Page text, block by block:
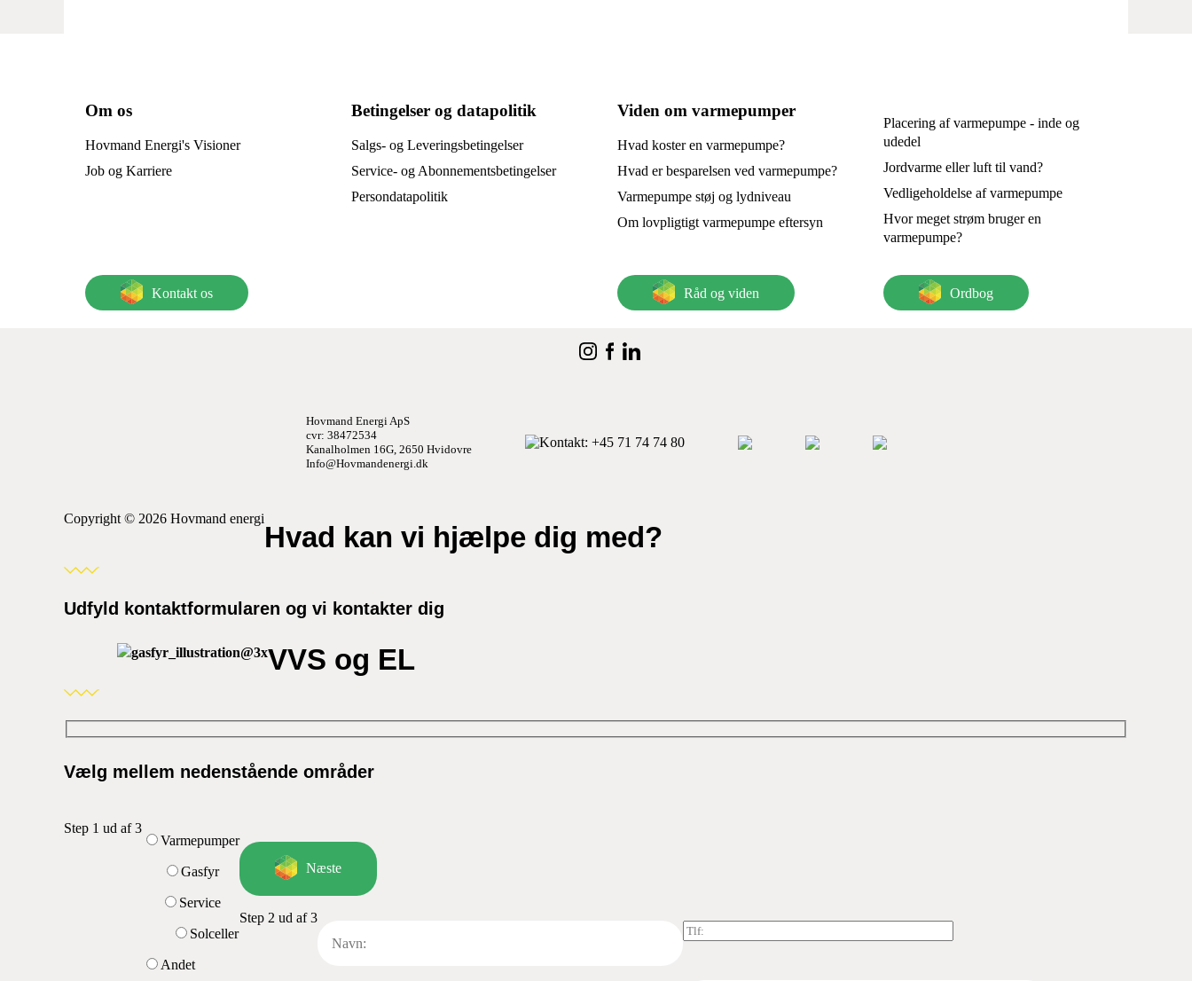
Om os
Hovmand Energi's Visioner
Job og Karriere
Kontakt os
Betingelser og datapolitik
Salgs- og Leveringsbetingelser
Service- og Abonnementsbetingelser
Persondatapolitik
Viden om varmepumper
Hvad koster en varmepumpe?
Hvad er besparelsen ved varmepumpe?
Varmepumpe støj og lydniveau
Om lovpligtigt varmepumpe eftersyn
Råd og viden
Placering af varmepumpe - inde og
udedel
Jordvarme eller luft til vand?
Vedligeholdelse af varmepumpe
Hvor meget strøm bruger en
varmepumpe?
Ordbog
Hovmand Energi ApS
cvr: 38472534
Kanalholmen 16G, 2650 Hvidovre
Info@Hovmandenergi.dk
Kontakt: +45 71 74 74 80
Copyright © 2026 Hovmand energi
Hvad kan vi hjælpe dig med?
Udfyld kontaktformularen og vi kontakter dig
VVS og EL
Vælg mellem nedenstående områder
Step 1 ud af 3
Varmepumper
Gasfyr
Service
Solceller
Andet
Næste
Step 2 ud af 3